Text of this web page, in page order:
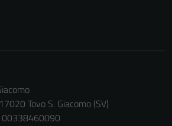
Tovo S. Giacomo (SV)
00338460090
Tecnici
funzionamento
del sito e non